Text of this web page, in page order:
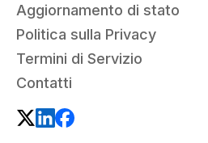
Aggiornamento di stato
Politica sulla Privacy
Termini di Servizio
Contatti